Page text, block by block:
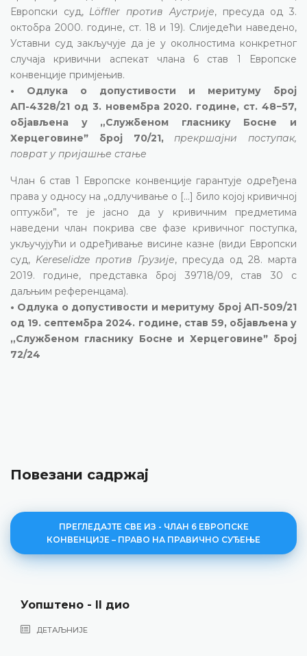
Европски суд, Löffler против Аустрије, пресуда од 3.
октобра 2000. године, ст. 18 и 19). Слиједећи наведено,
Уставни суд закључује да је у околностима конкретног
случаја кривични аспекат члана 6 став 1 Европске
конвенције примјењив.
• Одлука о допустивости и меритуму број
АП-4328/21 од 3. новембра 2020. године, ст. 48−57,
објављена у „Службеном гласнику Босне и
Херцеговинеˮ број 70/21,прекршајни поступак,
поврат у пријашње стање
Члан 6 став 1 Европске конвенције гарантује одређена
права у односу на „одлучивање о [...] било којој кривичној
оптужби”, те је јасно да у кривичним предметима
наведени члан покрива све фазе кривичног поступка,
укључујући и одређивање висине казне (види Европски
суд, Kereselidze против Грузије, пресуда од 28. марта
2019. године, представка број 39718/09, став 30 с
даљњим референцама).
• Одлука о допустивости и меритуму број АП-509/21
од 19. септембра 2024. године, став 59, објављена у
„Службеном гласнику Босне и Херцеговинеˮ број
72/24
Повезани садржај
ПРЕГЛЕДАЈТЕ СВЕ ИЗ - ЧЛАН 6 ЕВРОПСКЕ
КОНВЕНЦИЈЕ – ПРАВО НА ПРАВИЧНО СУЂЕЊЕ
Уопштено - II дио
ДЕТАЉНИЈЕ